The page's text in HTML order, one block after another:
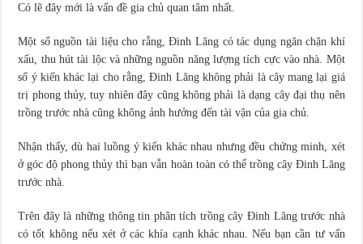
Có lẽ đây mới là vấn đề gia chủ quan tâm nhất.
Một số nguồn tài liệu cho rằng, Đinh Lăng có tác dụng ngăn chặn khí
xấu, thu hút tài lộc và những nguồn năng lượng tích cực vào nhà. Một
số ý kiến khác lại cho rằng, Đinh Lăng không phải là cây mang lại giá
trị phong thủy, tuy nhiên đây cũng không phải là dạng cây đại thụ nên
trồng trước nhà cũng không ảnh hưởng đến tài vận của gia chủ.
Nhận thấy, dù hai luồng ý kiến khác nhau nhưng đều chứng minh, xét
ở góc độ phong thủy thì bạn vẫn hoàn toàn có thể trồng cây Đinh Lăng
trước nhà.
Trên đây là những thông tin phân tích trồng cây Đinh Lăng trước nhà
có tốt không nếu xét ở các khía cạnh khác nhau. Nếu bạn cần tư vấn